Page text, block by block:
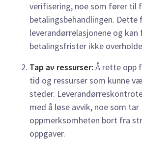
verifisering, noe som fører til
betalingsbehandlingen. Dette
leverandørrelasjonene og
betalingsfrister ikke
Tap av ressurser: Å rette opp
tid og ressurser som kunne
steder.
med å løse avvik, noe som tar
oppmerksomheten bort fra
oppgaver.